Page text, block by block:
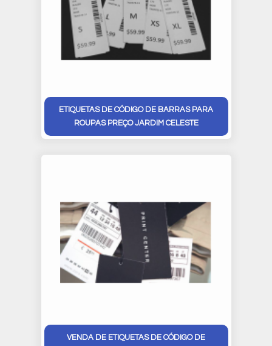
ETIQUETAS DE CÓDIGO DE BARRAS PARA
ROUPAS PREÇO JARDIM CELESTE
VENDA DE ETIQUETAS DE CÓDIGO DE